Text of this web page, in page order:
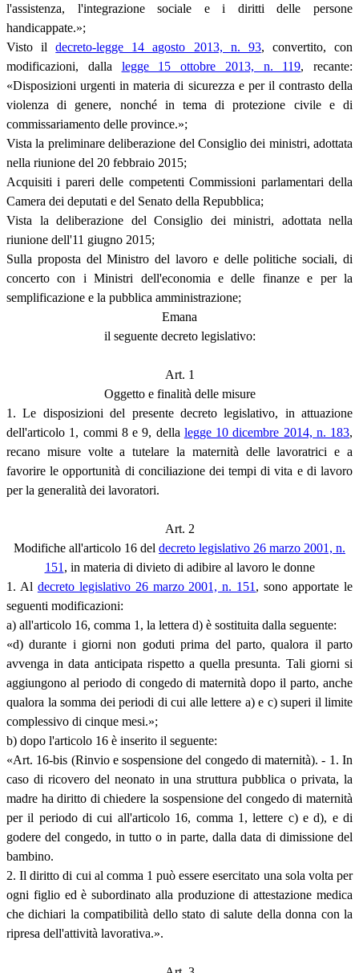
l'assistenza, l'integrazione sociale e i diritti delle persone
handicappate.»;
Visto ildecreto-legge 14 agosto 2013, n. 93, convertito, con
modificazioni, dalla legge 15 ottobre 2013, n. 119, recante:
«Disposizioni urgenti in materia di sicurezza e per il contrasto della
violenza di genere, nonché in tema di protezione civile e di
commissariamento delle province.»;
Vista la preliminare deliberazione del Consiglio dei ministri, adottata
nella riunione del 20 febbraio 2015;
Acquisiti i pareri delle competenti Commissioni parlamentari della
Camera dei deputati e del Senato della Repubblica;
Vista la deliberazione del Consiglio dei ministri, adottata nella
riunione dell'11 giugno 2015;
Sulla proposta del Ministro del lavoro e delle politiche sociali, di
concerto con i Ministri dell'economia e delle finanze e per la
semplificazione e la pubblica amministrazione;
Emana
il seguente decreto legislativo:
Art. 1
Oggetto e finalità delle misure
1. Le disposizioni del presente decreto legislativo, in attuazione
dell'articolo 1, commi 8 e 9, della legge 10 dicembre 2014, n. 183,
recano misure volte a tutelare la maternità delle lavoratrici e a
favorire le opportunità di conciliazione dei tempi di vita e di lavoro
per la generalità dei lavoratori.
Art. 2
Modifiche all'articolo 16 del decreto legislativo 26 marzo 2001, n.
151 , in materia di divieto di adibire al lavoro le donne
1. Al decreto legislativo 26 marzo 2001, n. 151 , sono apportate le
seguenti modificazioni:
a) all'articolo 16, comma 1, la lettera d) è sostituita dalla seguente:
«d) durante i giorni non goduti prima del parto, qualora il parto
avvenga in data anticipata rispetto a quella presunta. Tali giorni si
aggiungono al periodo di congedo di maternità dopo il parto, anche
qualora la somma dei periodi di cui alle lettere a) e c) superi il limite
complessivo di cinque mesi.»;
b) dopo l'articolo 16 è inserito il seguente:
«Art. 16-bis (Rinvio e sospensione del congedo di maternità). - 1. In
caso di ricovero del neonato in una struttura pubblica o privata, la
madre ha diritto di chiedere la sospensione del congedo di maternità
per il periodo di cui all'articolo 16, comma 1, lettere c) e d), e di
godere del congedo, in tutto o in parte, dalla data di dimissione del
bambino.
2. Il diritto di cui al comma 1 può essere esercitato una sola volta per
ogni figlio ed è subordinato alla produzione di attestazione medica
che dichiari la compatibilità dello stato di salute della donna con la
ripresa dell'attività lavorativa.».